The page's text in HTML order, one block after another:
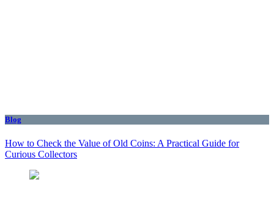
Blog
How to Check the Value of Old Coins: A Practical Guide for
Curious Collectors